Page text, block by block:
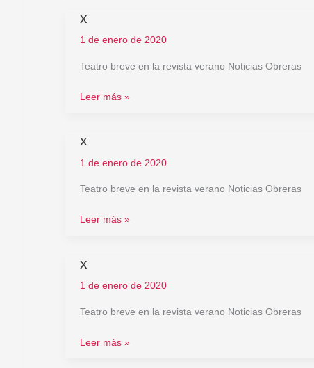
x
1 de enero de 2020
Teatro breve en la revista verano Noticias Obreras
x
Leer más »
x
1 de enero de 2020
Teatro breve en la revista verano Noticias Obreras
x
Leer más »
x
1 de enero de 2020
Teatro breve en la revista verano Noticias Obreras
x
Leer más »